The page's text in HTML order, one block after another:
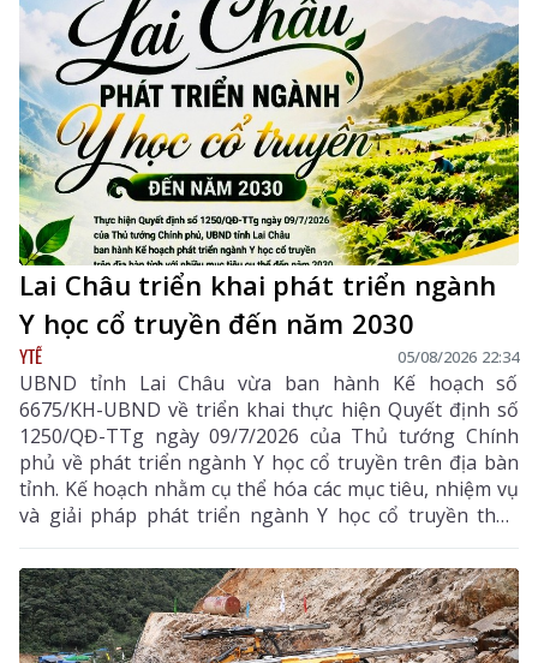
Lai Châu triển khai phát triển ngành
Y học cổ truyền đến năm 2030
YTẾ 05/08/2026 22:34
UBND tỉnh Lai Châu vừa ban hành Kế hoạch số
6675/KH-UBND về triển khai thực hiện Quyết định số
1250/QĐ-TTg ngày 09/7/2026 của Thủ tướng Chính
phủ về phát triển ngành Y học cổ truyền trên địa bàn
tỉnh. Kế hoạch nhằm cụ thể hóa các mục tiêu, nhiệm vụ
và giải pháp phát triển ngành Y học cổ truyền theo
hướng hiện đại, hiệu quả, bền vững; đẩy mạnh kết
hợp y học cổ truyền với y học hiện đại, phát huy tiềm
năng dược liệu của địa phương, góp phần nâng cao
chất lượng chăm sóc, bảo vệ sức khỏe nhân dân và
thúc đẩy phát triển kinh tế - xã hội.